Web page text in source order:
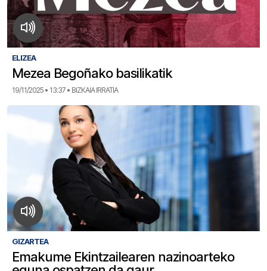
ELIZEA
Mezea Begoñako basilikatik
19/11/2025 • 13:37 • BIZKAIA IRRATIA
GIZARTEA
Emakume Ekintzailearen nazinoarteko